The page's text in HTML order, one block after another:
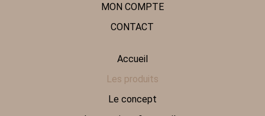
MON COMPTE
CONTACT
Accueil
Les produits
Le concept